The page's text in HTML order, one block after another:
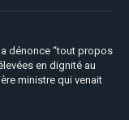
dénonce “tout propos
en dignité au
ministre qui venait